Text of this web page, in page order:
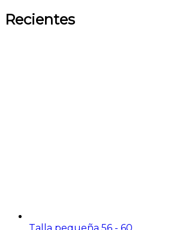
Recientes